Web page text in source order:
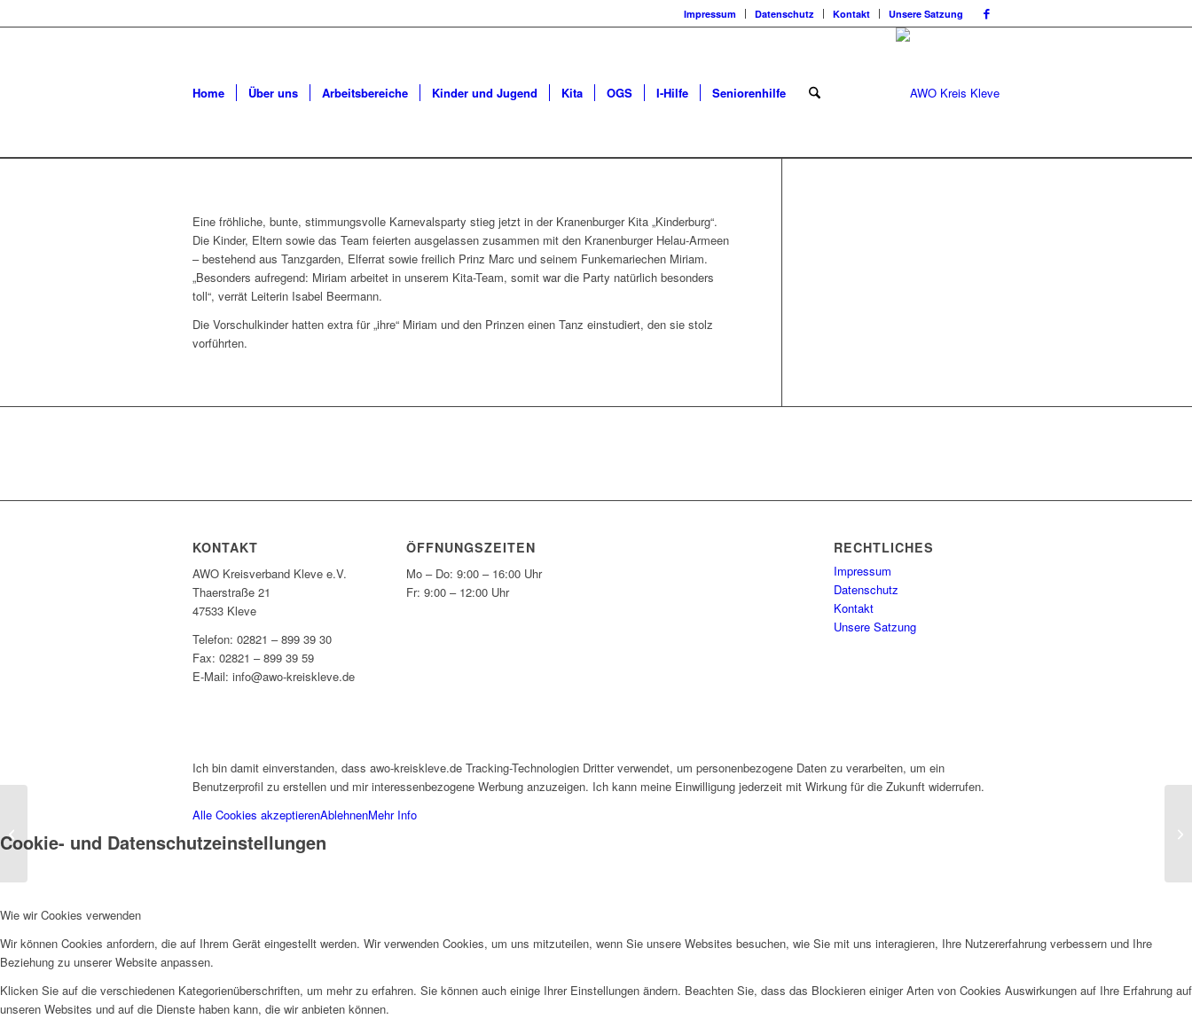
Impressum Datenschutz Kontakt Unsere Satzung
Home Über uns Arbeitsbereiche Kinder und Jugend Kita OGS I-Hilfe Seniorenhilfe
Eine fröhliche, bunte, stimmungsvolle Karnevalsparty stieg jetzt in der Kranenburger Kita „Kinderburg“.
Die Kinder, Eltern sowie das Team feierten ausgelassen zusammen mit den Kranenburger Helau-Armeen
– bestehend aus Tanzgarden, Elferrat sowie freilich Prinz Marc und seinem Funkemariechen Miriam.
„Besonders aufregend: Miriam arbeitet in unserem Kita-Team, somit war die Party natürlich besonders
toll“, verrät Leiterin Isabel Beermann.
Die Vorschulkinder hatten extra für „ihre“ Miriam und den Prinzen einen Tanz einstudiert, den sie stolz
vorführten.
KONTAKT
AWO Kreisverband Kleve e.V.
Thaerstraße 21
47533 Kleve
Telefon: 02821 – 899 39 30
Fax: 02821 – 899 39 59
E-Mail: info@awo-kreiskleve.de
ÖFFNUNGSZEITEN
Mo – Do: 9:00 – 16:00 Uhr
Fr: 9:00 – 12:00 Uhr
RECHTLICHES
Impressum
Datenschutz
Kontakt
Unsere Satzung
BFD’ler*in oder
FSJ’ler*in
Ich bin damit einverstanden, dass awo-kreiskleve.de Tracking-Technologien Dritter verwendet, um personenbezogene Daten zu verarbeiten, um ein
Benutzerprofil zu erstellen und mir interessenbezogene Werbung anzuzeigen. Ich kann meine Einwilligung jederzeit mit Wirkung für die Zukunft widerrufen.
Alle Cookies akzeptierenAblehnenMehr Info
Cookie- und Datenschutzeinstellungen
Wie wir Cookies verwenden
Wir können Cookies anfordern, die auf Ihrem Gerät eingestellt werden. Wir verwenden Cookies, um uns mitzuteilen, wenn Sie unsere Websites besuchen, wie Sie mit uns interagieren, Ihre Nutzererfahrung verbessern und Ihre
Beziehung zu unserer Website anpassen.
Klicken Sie auf die verschiedenen Kategorienüberschriften, um mehr zu erfahren. Sie können auch einige Ihrer Einstellungen ändern. Beachten Sie, dass das Blockieren einiger Arten von Cookies Auswirkungen auf Ihre Erfahrung auf
unseren Websites und auf die Dienste haben kann, die wir anbieten können.